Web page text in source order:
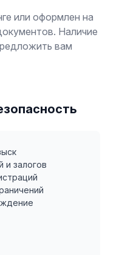
или оформлен на
Наличие
вам
и залогов